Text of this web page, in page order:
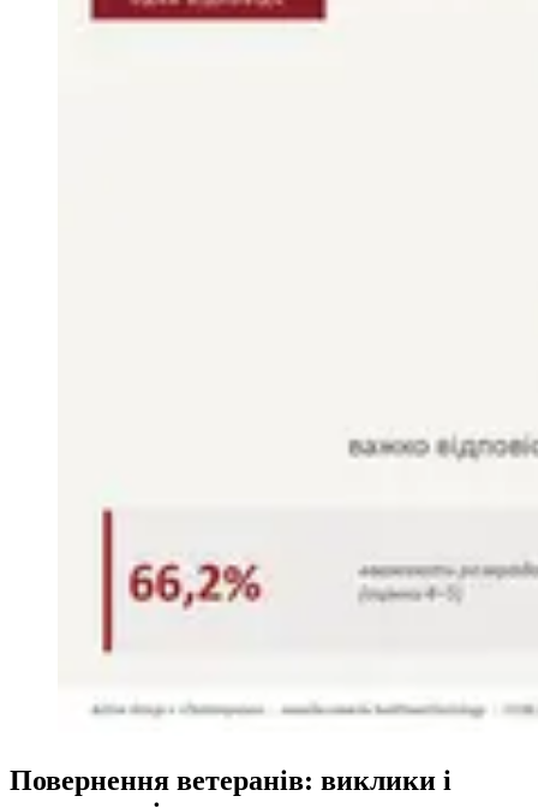
Повернення ветеранів: виклики і